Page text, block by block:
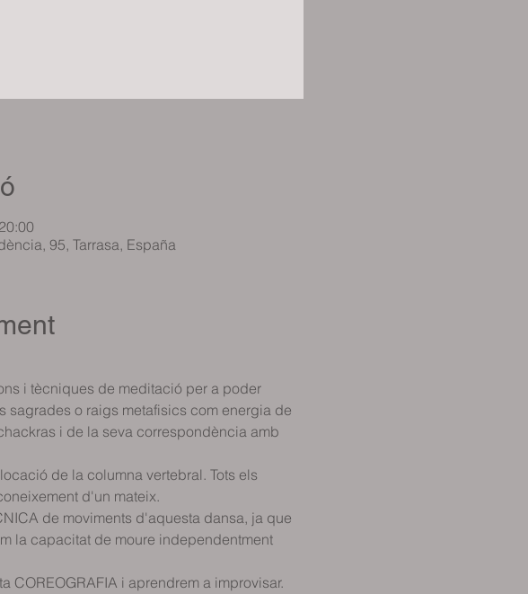
95, Tarrasa, España
i tècniques de meditació per a poder
sagrades o raigs metafisics com energia de
i de la seva correspondència amb
de la columna vertebral. Tots els
d'un mateix.
de moviments d'aquesta dansa, ja que
la capacitat de moure independentment
COREOGRAFIA i aprendrem a improvisar.